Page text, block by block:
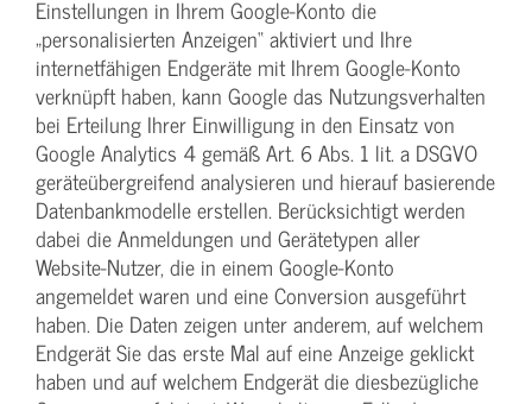
Einstellungen in Ihrem Google-Konto die
„personalisierten Anzeigen“ aktiviert und Ihre
internetfähigen Endgeräte mit Ihrem Google-Konto
verknüpft haben, kann Google das Nutzungsverhalten
bei Erteilung Ihrer Einwilligung in den Einsatz von
Google Analytics 4 gemäß Art. 6 Abs. 1 lit. a DSGVO
geräteübergreifend analysieren und hierauf basierende
Datenbankmodelle erstellen. Berücksichtigt werden
dabei die Anmeldungen und Gerätetypen aller
Website-Nutzer, die in einem Google-Konto
angemeldet waren und eine Conversion ausgeführt
haben. Die Daten zeigen unter anderem, auf welchem
Endgerät Sie das erste Mal auf eine Anzeige geklickt
haben und auf welchem Endgerät die diesbezügliche